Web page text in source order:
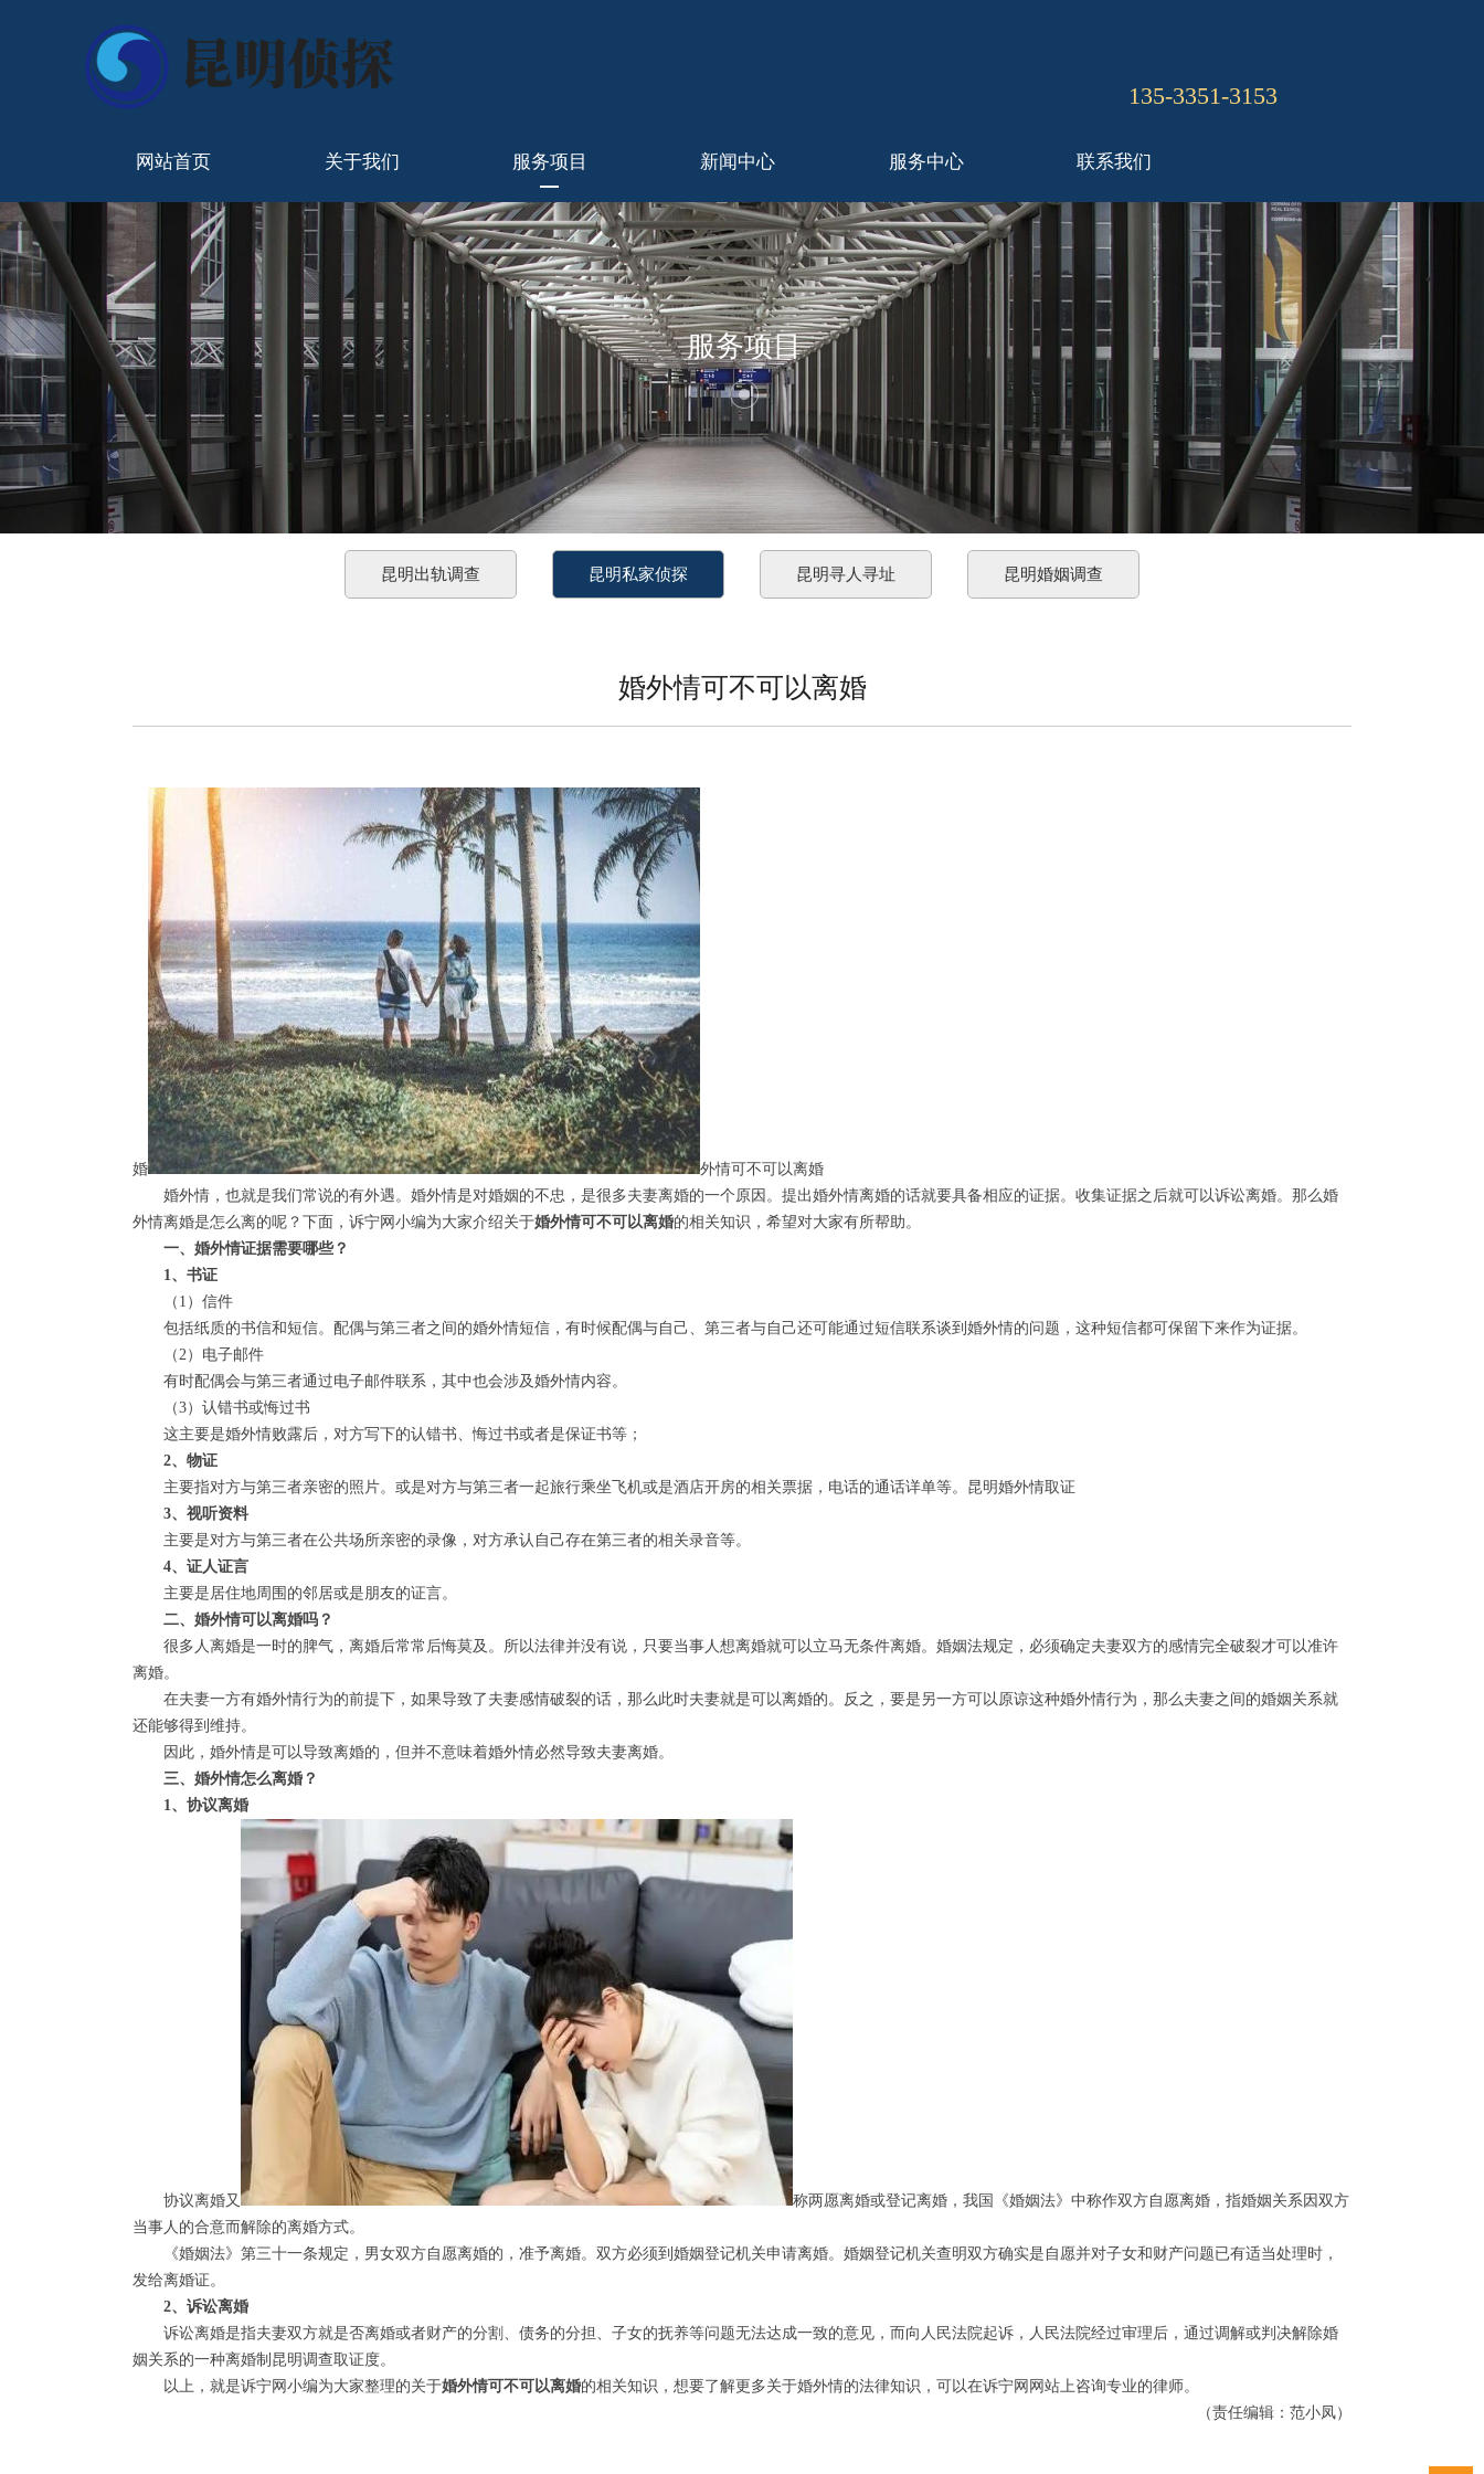
135-3351-3153
网站首页 关于我们 服务项目 新闻中心 服务中心 联系我们
服务项目
昆明出轨调查 昆明私家侦探 昆明寻人寻址 昆明婚姻调查
婚外情可不可以离婚
婚
外情可不可以离婚
婚外情，也就是我们常说的有外遇。婚外情是对婚姻的不忠，是很多夫妻离婚的一个原因。提出婚外情离婚的话就要具备相应的证据。收集证据之后就可以诉讼离婚。那么婚
外情离婚是怎么离的呢？下面，诉宁网小编为大家介绍关于婚外情可不可以离婚的相关知识，希望对大家有所帮助。
一、婚外情证据需要哪些？
1、书证
（1）信件
包括纸质的书信和短信。配偶与第三者之间的婚外情短信，有时候配偶与自己、第三者与自己还可能通过短信联系谈到婚外情的问题，这种短信都可保留下来作为证据。
（2）电子邮件
有时配偶会与第三者通过电子邮件联系，其中也会涉及婚外情内容。
（3）认错书或悔过书
这主要是婚外情败露后，对方写下的认错书、悔过书或者是保证书等；
2、物证
主要指对方与第三者亲密的照片。或是对方与第三者一起旅行乘坐飞机或是酒店开房的相关票据，电话的通话详单等。昆明婚外情取证
3、视听资料
主要是对方与第三者在公共场所亲密的录像，对方承认自己存在第三者的相关录音等。
4、证人证言
主要是居住地周围的邻居或是朋友的证言。
二、婚外情可以离婚吗？
很多人离婚是一时的脾气，离婚后常常后悔莫及。所以法律并没有说，只要当事人想离婚就可以立马无条件离婚。婚姻法规定，必须确定夫妻双方的感情完全破裂才可以准许
离婚。
在夫妻一方有婚外情行为的前提下，如果导致了夫妻感情破裂的话，那么此时夫妻就是可以离婚的。反之，要是另一方可以原谅这种婚外情行为，那么夫妻之间的婚姻关系就
还能够得到维持。
因此，婚外情是可以导致离婚的，但并不意味着婚外情必然导致夫妻离婚。
三、婚外情怎么离婚？
1、协议离婚
协议离婚又
称两愿离婚或登记离婚，我国《婚姻法》中称作双方自愿离婚，指婚姻关系因双方
当事人的合意而解除的离婚方式。
《婚姻法》第三十一条规定，男女双方自愿离婚的，准予离婚。双方必须到婚姻登记机关申请离婚。婚姻登记机关查明双方确实是自愿并对子女和财产问题已有适当处理时，
发给离婚证。
2、诉讼离婚
诉讼离婚是指夫妻双方就是否离婚或者财产的分割、债务的分担、子女的抚养等问题无法达成一致的意见，而向人民法院起诉，人民法院经过审理后，通过调解或判决解除婚
姻关系的一种离婚制昆明调查取证度。
以上，就是诉宁网小编为大家整理的关于婚外情可不可以离婚的相关知识，想要了解更多关于婚外情的法律知识，可以在诉宁网网站上咨询专业的律师。
（责任编辑：范小凤）